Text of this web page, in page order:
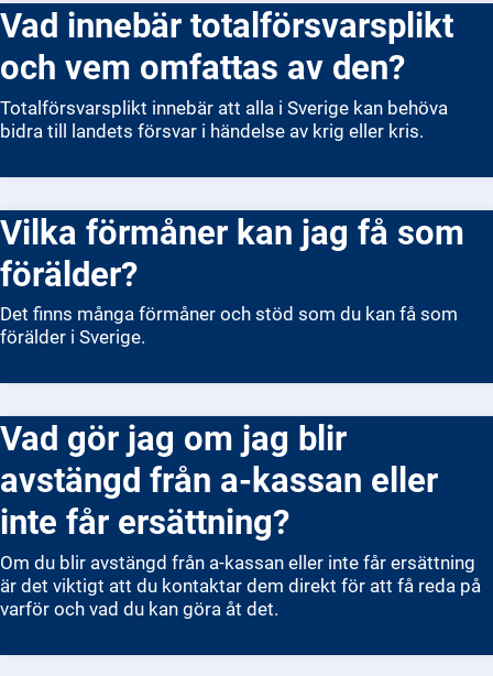
Vad innebär totalförsvarsplikt
och vem omfattas av den?
Totalförsvarsplikt innebär att alla i Sverige kan behöva
bidra till landets försvar i händelse av krig eller kris.
Vilka förmåner kan jag få som
förälder?
Det finns många förmåner och stöd som du kan få som
förälder i Sverige.
Vad gör jag om jag blir
avstängd från a-kassan eller
inte får ersättning?
Om du blir avstängd från a-kassan eller inte får ersättning
är det viktigt att du kontaktar dem direkt för att få reda på
varför och vad du kan göra åt det.